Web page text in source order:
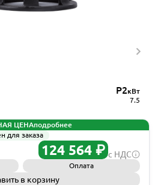
P2кВт
7.5
ЦЕНАподробнее
для заказа
124 564 ₽ с НДС
Оплата
в корзину